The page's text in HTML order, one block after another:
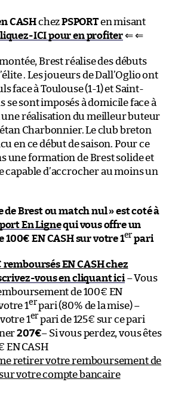
CASHchezPSPORTen misant
ICI pour en profiter⇐ ⇐
Brest réalise des débuts
. Les joueurs de Dall’Oglio ont
face à Toulouse (1-1) et Saint-
se sont imposés à domicile face à
une réalisation du meilleur buteur
Charbonnier. Le club breton
en ce début de saison. Pour ce
une formation de Brest solide et
capable d’accrocher au moins un
de Brest ou match nul » est coté à
En Lignequi vous offre un
EN CASH sur votre 1er pari
EN CASH chez
vous en cliquant ici– Vous
de 100€ EN
1erpari (80% de la mise) –
1er pari de 125€ sur ce pari
207€– Si vous perdez, vous êtes
EN CASH
retirer votre remboursement de
votre compte bancaire